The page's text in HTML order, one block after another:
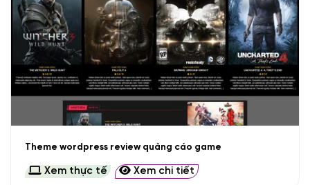
Theme wordpress review quảng cáo game
Xem thực tế Xem chi tiết